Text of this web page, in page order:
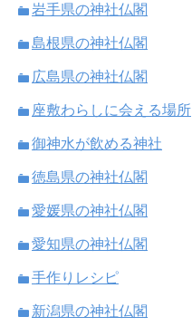
岩手県の神社仏閣
島根県の神社仏閣
広島県の神社仏閣
座敷わらしに会える場所
御神水が飲める神社
徳島県の神社仏閣
愛媛県の神社仏閣
愛知県の神社仏閣
手作りレシピ
新潟県の神社仏閣